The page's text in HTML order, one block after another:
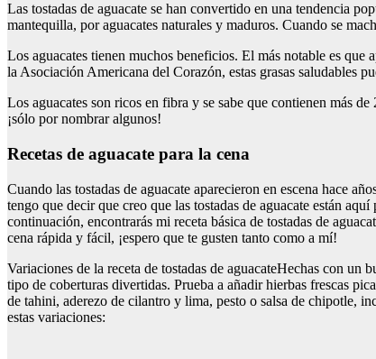
Las tostadas de aguacate se han convertido en una tendencia
mantequilla, por aguacates naturales y maduros. Cuando se
Los aguacates tienen muchos beneficios. El más notable es que
la Asociación Americana del Corazón, estas grasas saludables
Los aguacates son ricos en fibra y se sabe que contienen más
¡sólo por nombrar algunos!
Recetas de aguacate para la cena
Cuando las tostadas de aguacate aparecieron en escena hace
tengo que decir que creo que las tostadas de aguacate están
continuación, encontrarás mi receta básica de tostadas de
cena rápida y fácil, ¡espero que te gusten tanto como a mí!
Variaciones de la receta de tostadas de aguacateHechas con
tipo de coberturas divertidas. Prueba a añadir hierbas frescas
de tahini, aderezo de cilantro y lima, pesto o salsa de chipotle,
estas variaciones: